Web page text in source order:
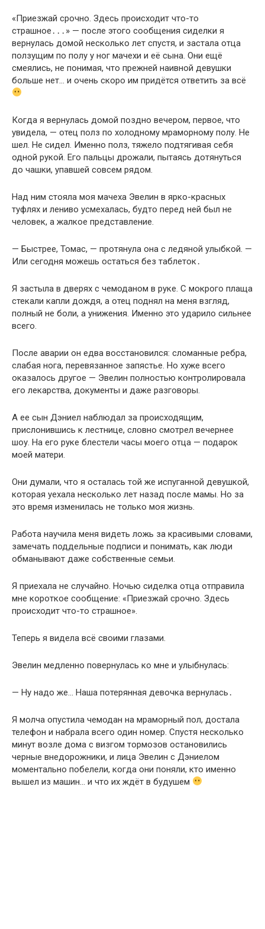
«Приезжай срочно. Здесь происходит что-то
страшное․․․» — после этого сообщения сиделки я
вернулась домой несколько лет спустя, и застала отца
ползущим по полу у ног мачехи и её сына. Они ещё
смеялись, не понимая, что прежней наивной девушки
больше нет… и очень скоро им придётся ответить за всё
Когда я вернулась домой поздно вечером, первое, что
увидела, — отец полз по холодному мраморному полу. Не
шел. Не сидел. Именно полз, тяжело подтягивая себя
одной рукой. Его пальцы дрожали, пытаясь дотянуться
до чашки, упавшей совсем рядом.
Над ним стояла моя мачеха Эвелин в ярко-красных
туфлях и лениво усмехалась, будто перед ней был не
человек, а жалкое представление.
— Быстрее, Томас, — протянула она с ледяной улыбкой. —
Или сегодня можешь остаться без таблеток․
Я застыла в дверях с чемоданом в руке. С мокрого плаща
стекали капли дождя, а отец поднял на меня взгляд,
полный не боли, а унижения. Именно это ударило сильнее
всего.
После аварии он едва восстановился: сломанные ребра,
слабая нога, перевязанное запястье. Но хуже всего
оказалось другое — Эвелин полностью контролировала
его лекарства, документы и даже разговоры.
А ее сын Дэниел наблюдал за происходящим,
прислонившись к лестнице, словно смотрел вечернее
шоу. На его руке блестели часы моего отца — подарок
моей матери.
Они думали, что я осталась той же испуганной девушкой,
которая уехала несколько лет назад после мамы. Но за
это время изменилась не только моя жизнь.
Работа научила меня видеть ложь за красивыми словами,
замечать поддельные подписи и понимать, как люди
обманывают даже собственные семьи.
Я приехала не случайно. Ночью сиделка отца отправила
мне короткое сообщение: «Приезжай срочно. Здесь
происходит что-то страшное».
Теперь я видела всё своими глазами.
Эвелин медленно повернулась ко мне и улыбнулась:
— Ну надо же… Наша потерянная девочка вернулась․
Я молча опустила чемодан на мраморный пол, достала
телефон и набрала всего один номер. Спустя несколько
минут возле дома с визгом тормозов остановились
черные внедорожники, и лица Эвелин с Дэниелом
моментально побелели, когда они поняли, кто именно
вышел из машин… и что их ждёт в будушем